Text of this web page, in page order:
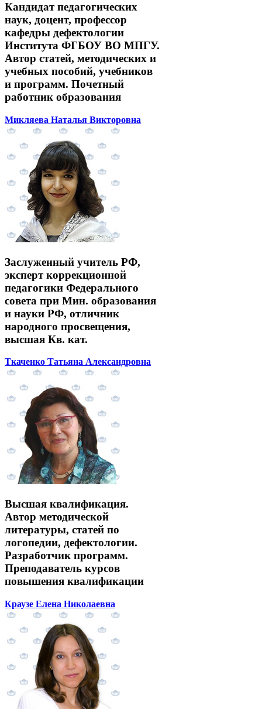
Кандидат педагогических
наук, доцент, профессор
кафедры дефектологии
Института ФГБОУ ВО МПГУ.
Автор статей, методических и
учебных пособий, учебников
и программ. Почетный
работник образования
Микляева Наталья Викторовна
Заслуженный учитель РФ,
эксперт коррекционной
педагогики Федерального
совета при Мин. образования
и науки РФ, отличник
народного просвещения,
высшая Кв. кат.
Ткаченко Татьяна Александровна
Высшая квалификация.
Автор методической
литературы, статей по
логопедии, дефектологии.
Разработчик программ.
Преподаватель курсов
повышения квалификации
Краузе Елена Николаевна